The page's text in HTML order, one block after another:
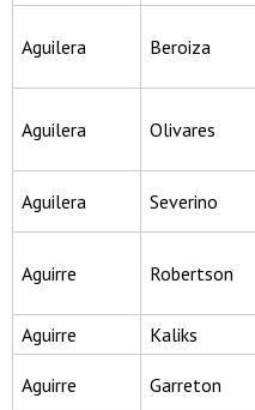
Aguilera Beroiza
Aguilera Olivares
Aguilera Severino
Aguirre Robertson
Aguirre Kaliks
Aguirre Garreton